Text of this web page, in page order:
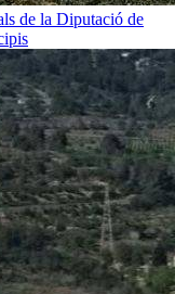
de la Diputació de